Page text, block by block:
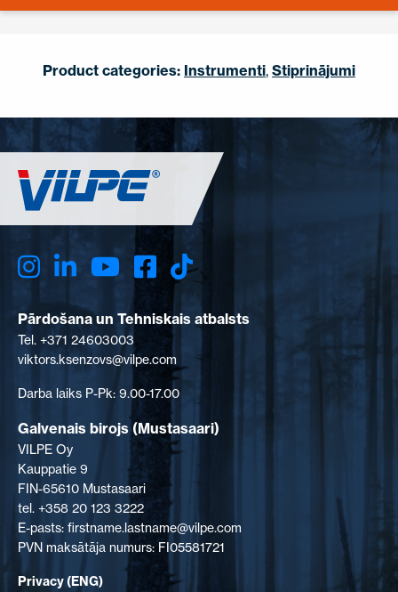
Product categories: Instrumenti, Stiprinājumi
Pārdošana un Tehniskais atbalsts
Tel. +371 24603003
viktors.ksenzovs@vilpe.com
Darba laiks P-Pk: 9.00-17.00
Galvenais birojs (Mustasaari)
VILPE Oy
Kauppatie 9
FIN-65610 Mustasaari
tel. +358 20 123 3222
E-pasts: firstname.lastname@vilpe.com
PVN maksātāja numurs: FI05581721
Privacy (ENG)